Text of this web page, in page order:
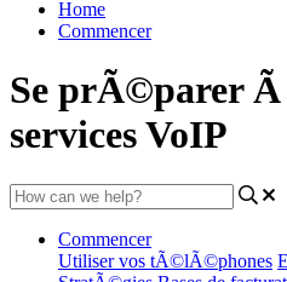
Home
Commencer
Se prÃ©parer
services VoIP
Commencer
Utiliser vos tÃ©lÃ©phones